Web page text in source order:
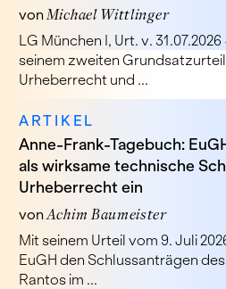
vonMichael Wittlinger
LG München I, Urt. v.
seinem zweiten
Urheberrecht und ...
ARTIKEL
Anne-Frank-Tagebuch:
als wirksame technische
Urheberrecht ein
von Achim Baumeister
Mit seinem Urteil vom 9. Juli
EuGH den Schlussanträgen
Rantos im ...